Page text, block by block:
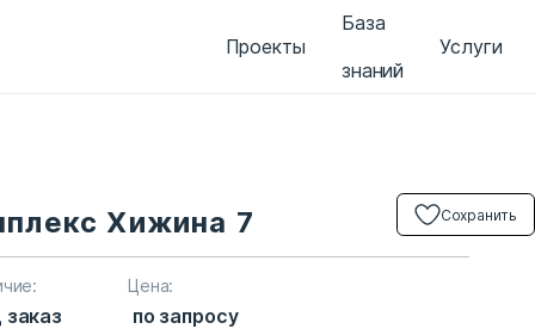
Проекты
База
знаний
Услуги
Хижина 7
Цена:
по запросу
Сохранить